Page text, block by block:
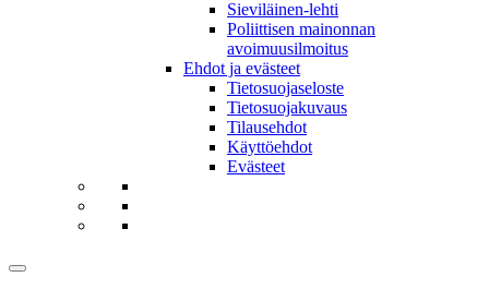
Sieviläinen-lehti
Poliittisen mainonnan
avoimuusilmoitus
Ehdot ja evästeet
Tietosuojaseloste
Tietosuojakuvaus
Tilausehdot
Käyttöehdot
Evästeet